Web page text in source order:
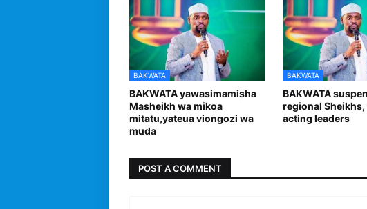
BAKWATA
BAKWATA yawasimamisha
Masheikh wa mikoa
mitatu,yateua viongozi wa
muda
BAKWATA
BAKWATA
regional
acting leaders
POST A COMMENT